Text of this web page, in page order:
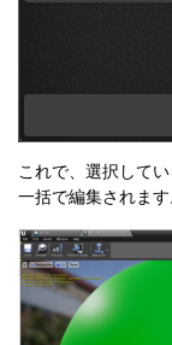
これで、選択して
一括で編集されます